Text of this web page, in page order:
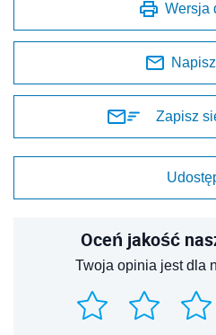
Wersja
Zapisz
Oceń jakość
Twoja opinia jest dla